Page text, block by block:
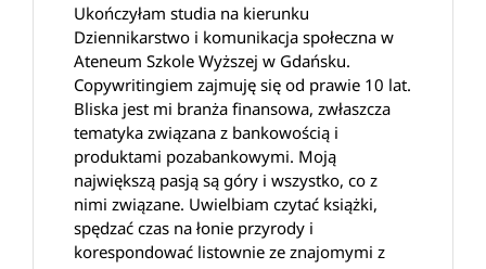
Ukończyłam studia na kierunku
Dziennikarstwo i komunikacja społeczna w
Ateneum Szkole Wyższej w Gdańsku.
Copywritingiem zajmuję się od prawie 10 lat.
Bliska jest mi branża finansowa, zwłaszcza
tematyka związana z bankowością i
produktami pozabankowymi. Moją
największą pasją są góry i wszystko, co z
nimi związane. Uwielbiam czytać książki,
spędzać czas na łonie przyrody i
korespondować listownie ze znajomymi z